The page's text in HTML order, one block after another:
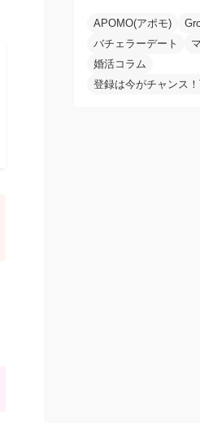
APOMO(アポモ)
バチェラーデート
婚活コラム
登録は今がチャンス！